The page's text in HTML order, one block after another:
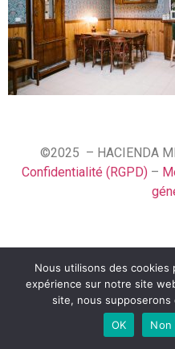
©2025 – HACIENDA
Confidentialité (RGPD)–
Nous utilisons des cookies
expérience sur notre site
site, nous
OK
Non